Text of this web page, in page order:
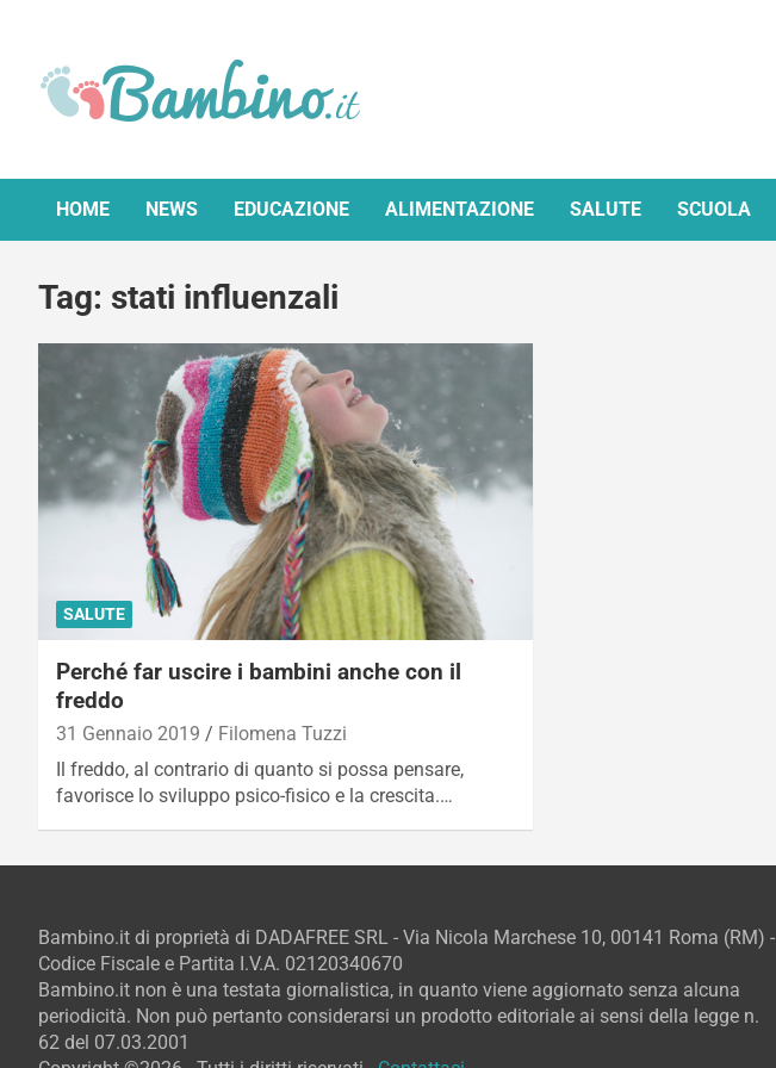
content
Bambino.it
HOME NEWS EDUCAZIONE ALIMENTAZIONE SALUTE SCUOLA
Tag: stati influenzali
SALUTE
Perché far uscire i bambini anche con il
freddo
31 Gennaio 2019
Filomena Tuzzi
Il freddo, al contrario di quanto si possa pensare,
favorisce lo sviluppo psico-fisico e la crescita.…
Bambino.it di proprietà di DADAFREE SRL - Via Nicola Marchese 10, 00141 Roma (RM) -
Codice Fiscale e Partita I.V.A. 02120340670
Bambino.it non è una testata giornalistica, in quanto viene aggiornato senza alcuna
periodicità. Non può pertanto considerarsi un prodotto editoriale ai sensi della legge n.
62 del 07.03.2001